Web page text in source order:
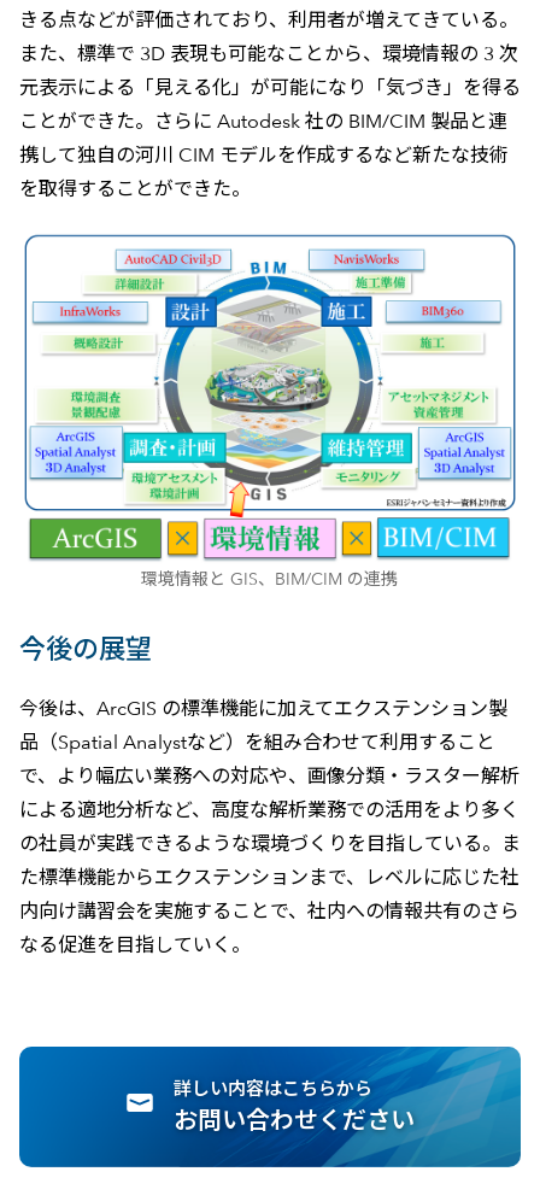
きる点などが評価されており、利用者が増えてきている。
また、標準で 3D 表現も可能なことから、環境情報の 3 次
元表示による「見える化」が可能になり「気づき」を得る
ことができた。さらに Autodesk 社の BIM/CIM 製品と連
携して独自の河川 CIM モデルを作成するなど新たな技術
を取得することができた。
環境情報と GIS、BIM/CIM の連携
今後の展望
今後は、ArcGIS の標準機能に加えてエクステンション製
品（Spatial Analystなど）を組み合わせて利用すること
で、より幅広い業務への対応や、画像分類・ラスター解析
による適地分析など、高度な解析業務での活用をより多く
の社員が実践できるような環境づくりを目指している。ま
た標準機能からエクステンションまで、レベルに応じた社
内向け講習会を実施することで、社内への情報共有のさら
なる促進を目指していく。
詳しい内容はこちらから
お問い合わせください